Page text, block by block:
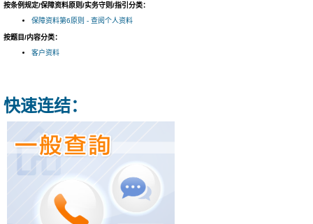
按条例规定/保障资料原则/实务守则/指引分类：
保障资料第6原则 - 查阅个人资料
按题目/内容分类：
客户资料
快速连结：